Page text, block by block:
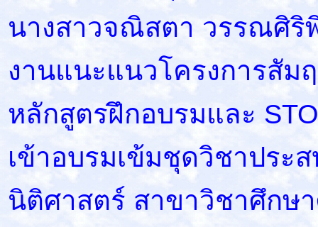
นางสาวจณิสตา วรรณศิ
งานแนะแนวโครงการสัม
หลักสูตรฝึกอบรมและ
เข้าอบรมเข้มชุดวิชาปร
นิติศาสตร์ สาขาวิชาศึกษ